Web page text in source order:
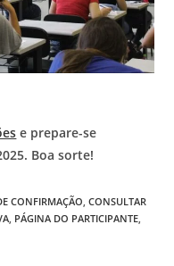
e prepare-se
Boa sorte!
CONFIRMAÇÃO, CONSULTAR
, PÁGINA DO PARTICIPANTE,